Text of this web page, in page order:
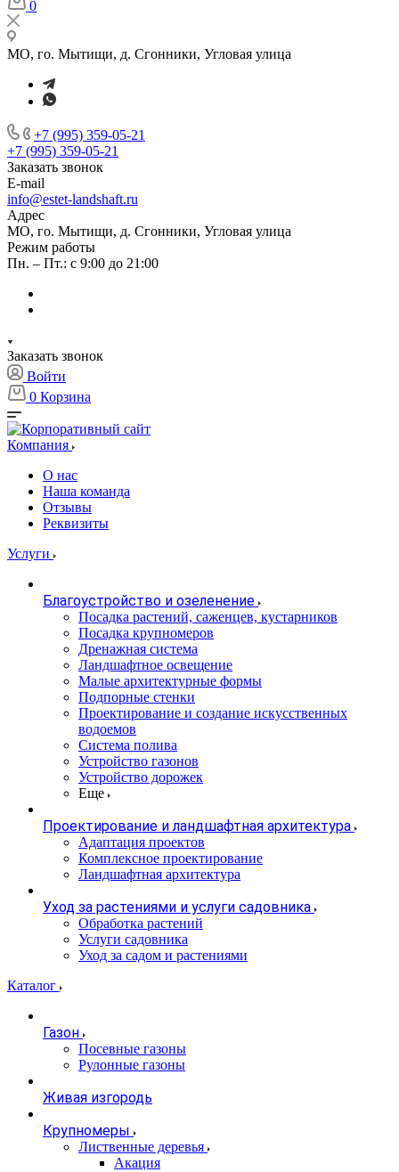
0
МО, го. Мытищи, д. Сгонники, Угловая улица
+7 (995) 359-05-21
+7 (995) 359-05-21
Заказать звонок
E-mail
info@estet-landshaft.ru
Адрес
МО, го. Мытищи, д. Сгонники, Угловая улица
Режим работы
Пн. – Пт.: с 9:00 до 21:00
Заказать звонок
Войти
0 Корзина
Компания
О нас
Наша команда
Отзывы
Реквизиты
Услуги
Благоустройство и озеленение
Посадка растений, саженцев, кустарников
Посадка крупномеров
Дренажная система
Ландшафтное освещение
Малые архитектурные формы
Подпорные стенки
Проектирование и создание искусственных
водоемов
Система полива
Устройство газонов
Устройство дорожек
Еще
Проектирование и ландшафтная архитектура
Адаптация проектов
Комплексное проектирование
Ландшафтная архитектура
Уход за растениями и услуги садовника
Обработка растений
Услуги садовника
Уход за садом и растениями
Каталог
Газон
Посевные газоны
Рулонные газоны
Живая изгородь
Крупномеры
Лиственные деревья
Акация